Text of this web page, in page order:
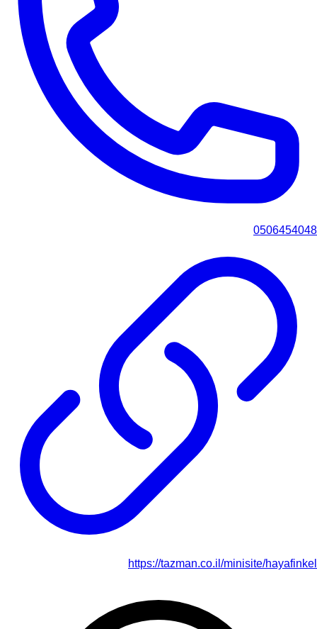
0506454048
https://tazman.co.il/minisite/hayafinkel